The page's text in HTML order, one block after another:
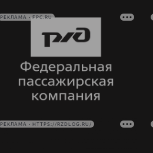
РЕКЛАМА • FPC.RU
РЕКЛАМА • HTTPS://RZDLOG.RU/